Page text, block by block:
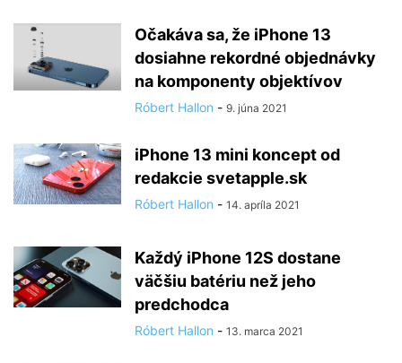
Očakáva sa, že iPhone 13
dosiahne rekordné objednávky
na komponenty objektívov
Róbert Hallon - 9. júna 2021
iPhone 13 mini koncept od
redakcie svetapple.sk
Róbert Hallon - 14. apríla 2021
Každý iPhone 12S dostane
väčšiu batériu než jeho
predchodca
Róbert Hallon - 13. marca 2021